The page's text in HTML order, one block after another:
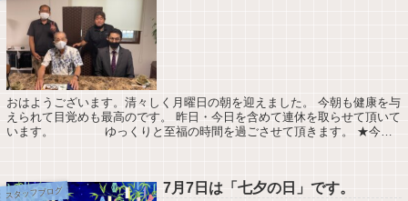
おはようございます。清々しく月曜日の朝を迎えました。 今朝も健康を与
えられて目覚めも最高のです。 昨日・今日を含めて連休を取らせて頂いて
います。 ゆっくりと至福の時間を過ごさせて頂きます。 ★今週
スタッフブログ 7月7日は「七夕の日」です。